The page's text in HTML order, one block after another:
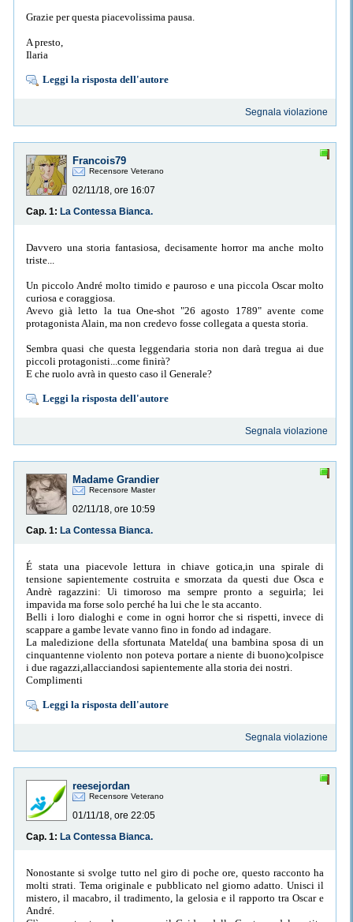
Grazie per questa piacevolissima pausa.
A presto,
Ilaria
Leggi la risposta dell'autore
Segnala violazione
Francois79
Recensore Veterano
02/11/18, ore 16:07
Cap. 1: La Contessa Bianca.
Davvero una storia fantasiosa, decisamente horror ma anche molto
triste...
Un piccolo André molto timido e pauroso e una piccola Oscar molto
curiosa e coraggiosa.
Avevo già letto la tua One-shot "26 agosto 1789" avente come
protagonista Alain, ma non credevo fosse collegata a questa storia.
Sembra quasi che questa leggendaria storia non darà tregua ai due
piccoli protagonisti...come finirà?
E che ruolo avrà in questo caso il Generale?
Leggi la risposta dell'autore
Segnala violazione
Madame Grandier
Recensore Master
02/11/18, ore 10:59
Cap. 1: La Contessa Bianca.
É stata una piacevole lettura in chiave gotica,in una spirale di
tensione sapientemente costruita e smorzata da questi due Osca e
Andrè ragazzini: Ui timoroso ma sempre pronto a seguirla; lei
impavida ma forse solo perché ha lui che le sta accanto.
Belli i loro dialoghi e come in ogni horror che si rispetti, invece di
scappare a gambe levate vanno fino in fondo ad indagare.
La maledizione della sfortunata Matelda( una bambina sposa di un
cinquantenne violento non poteva portare a niente di buono)colpisce
i due ragazzi,allacciandosi sapientemente alla storia dei nostri.
Complimenti
Leggi la risposta dell'autore
Segnala violazione
reesejordan
Recensore Veterano
01/11/18, ore 22:05
Cap. 1: La Contessa Bianca.
Nonostante si svolge tutto nel giro di poche ore, questo racconto ha
molti strati. Tema originale e pubblicato nel giorno adatto. Unisci il
mistero, il macabro, il tradimento, la gelosia e il rapporto tra Oscar e
André.